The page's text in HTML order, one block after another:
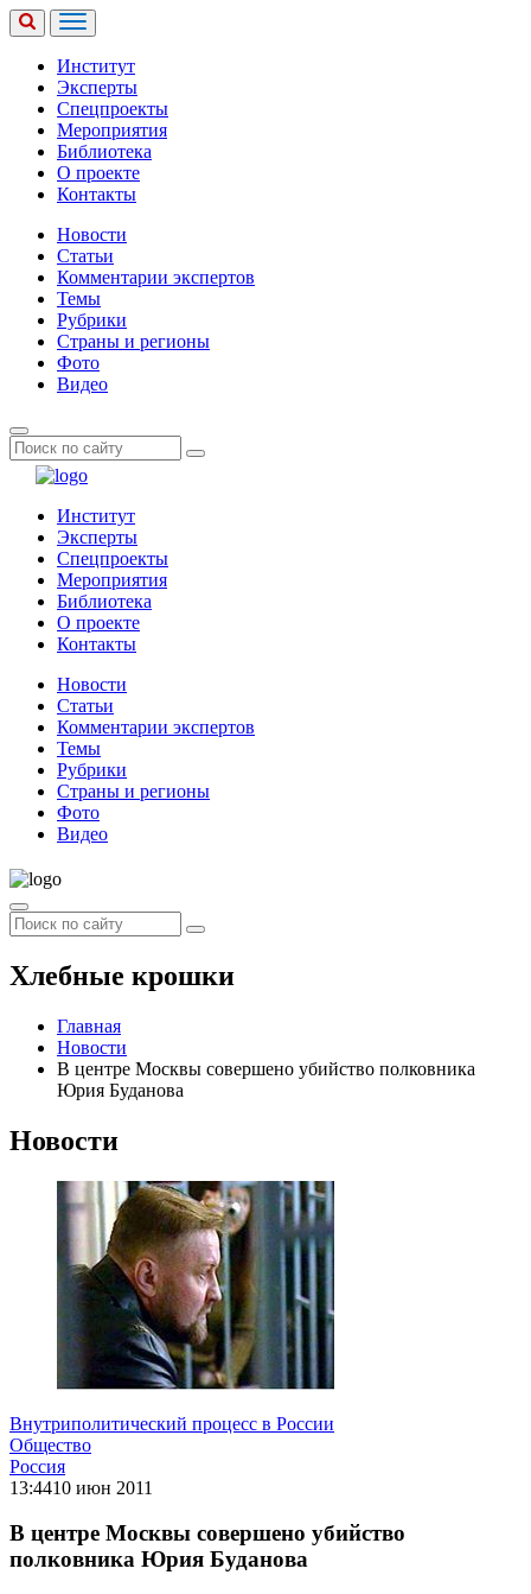
Институт
Эксперты
Спецпроекты
Мероприятия
Библиотека
О проекте
Контакты
Новости
Статьи
Комментарии экспертов
Темы
Рубрики
Страны и регионы
Фото
Видео
Институт
Эксперты
Спецпроекты
Мероприятия
Библиотека
О проекте
Контакты
Новости
Статьи
Комментарии экспертов
Темы
Рубрики
Страны и регионы
Фото
Видео
Хлебные крошки
Главная
Новости
В центре Москвы совершено убийство полковника
Юрия Буданова
Новости
Внутриполитический процесс в России
Общество
Россия
13:4410 июн 2011
В центре Москвы совершено убийство
полковника Юрия Буданова